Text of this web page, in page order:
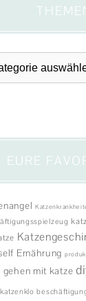
EURE
Ernährung
gehen mit katze
katzenklo